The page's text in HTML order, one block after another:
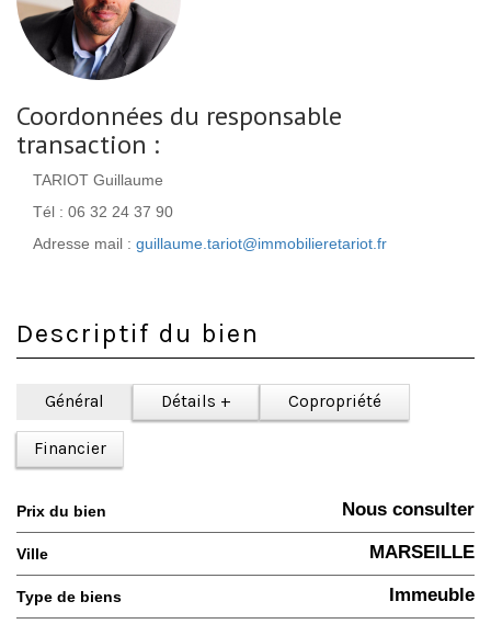
Coordonnées du responsable
transaction :
TARIOT Guillaume
Tél : 06 32 24 37 90
Adresse mail : guillaume.tariot@immobilieretariot.fr
Descriptif du bien
Général Détails + Copropriété
Financier
Prix du bien Nous consulter
Ville MARSEILLE
Type de biens Immeuble